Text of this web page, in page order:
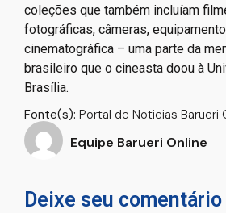
coleções que também incluíam
fotográficas, câmeras,
cinematográfica – uma parte da
brasileiro que o cineasta doou à
Brasília.
Fonte(s): Portal de Noticias Barueri
Equipe Barueri Online
Deixe seu comentário